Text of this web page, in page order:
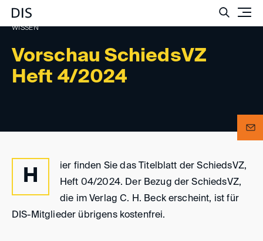
Vorschau SchiedsVZ
Heft 4/2024
WISSEN
H
ier finden Sie das Titelblatt der SchiedsVZ,
Heft 04/2024. Der Bezug der SchiedsVZ,
die im Verlag C. H. Beck erscheint, ist für
DIS-Mitglieder übrigens kostenfrei.